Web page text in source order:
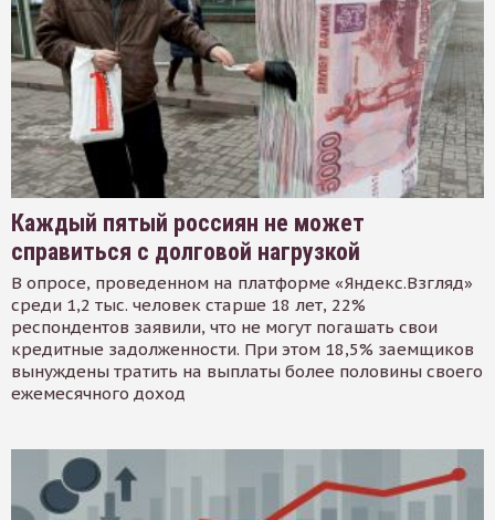
Каждый пятый россиян не может
справиться с долговой нагрузкой
В опросе, проведенном на платформе «Яндекс.Взгляд»
среди 1,2 тыс. человек старше 18 лет, 22%
респондентов заявили, что не могут погашать свои
кредитные задолженности. При этом 18,5% заемщиков
вынуждены тратить на выплаты более половины своего
ежемесячного доход